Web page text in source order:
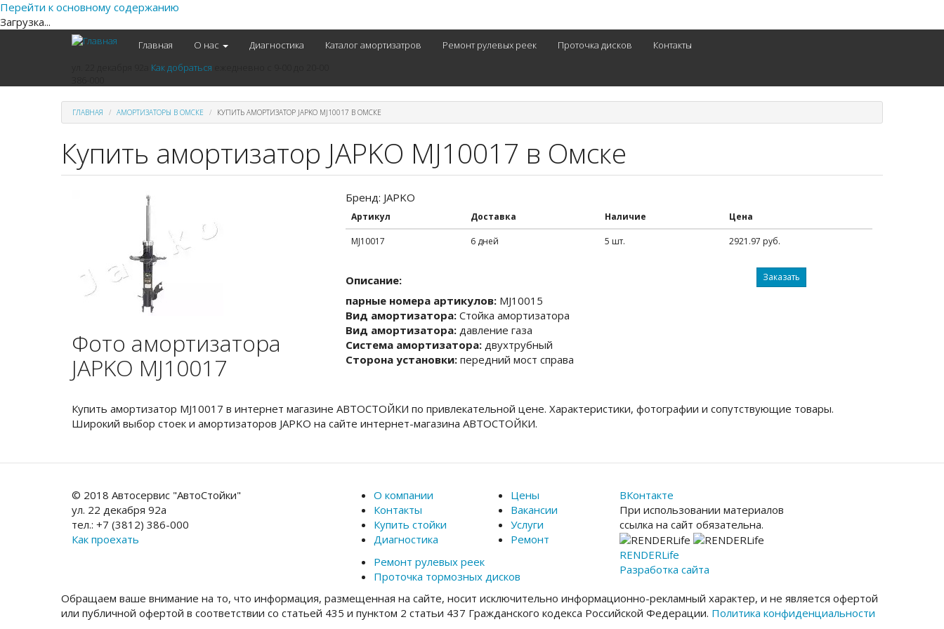
Перейти к основному содержанию
Загрузка...
Главная О нас Диагностика Каталог амортизатров Ремонт рулевых реек Проточка дисков
Контакты
Как добраться
ГЛАВНАЯ АМОРТИЗАТОРЫ В ОМСКЕ КУПИТЬ АМОРТИЗАТОР JAPKO MJ10017 В ОМСКЕ
Купить амортизатор JAPKO MJ10017 в Омске
Фото амортизатора
JAPKO MJ10017
Бренд: JAPKO
Артикул Доставка Наличие Цена
MJ10017 6 дней 5 шт. 2921.97 руб.
Описание:
парные номера артикулов: MJ10015
Вид амортизатора: Стойка амортизатора
Вид амортизатора: давление газа
Система амортизатора: двухтрубный
Сторона установки: передний мост справа
Заказать
Купить амортизатор MJ10017 в интернет магазине АВТОСТОЙКИ по привлекательной цене. Характеристики, фотографии и сопутствующие товары.
Широкий выбор стоек и амортизаторов JAPKO на сайте интернет-магазина АВТОСТОЙКИ.
© 2018 Автосервис "АвтоСтойки"
ул. 22 декабря 92а
тел.: +7 (3812) 386-000
Как проехать
О компании
Контакты
Купить стойки
Диагностика
Цены
Вакансии
Услуги
Ремонт
Ремонт рулевых реек
Проточка тормозных дисков
ВКонтакте
При использовании материалов
ссылка на сайт обязательна.
RENDERLife
Разработка сайта
Обращаем ваше внимание на то, что информация, размещенная на сайте, носит исключительно информационно-рекламный характер, и не является офертой
или публичной офертой в соответствии со статьей 435 и пунктом 2 статьи 437 Гражданского кодекса Российской Федерации. Политика конфиденциальности